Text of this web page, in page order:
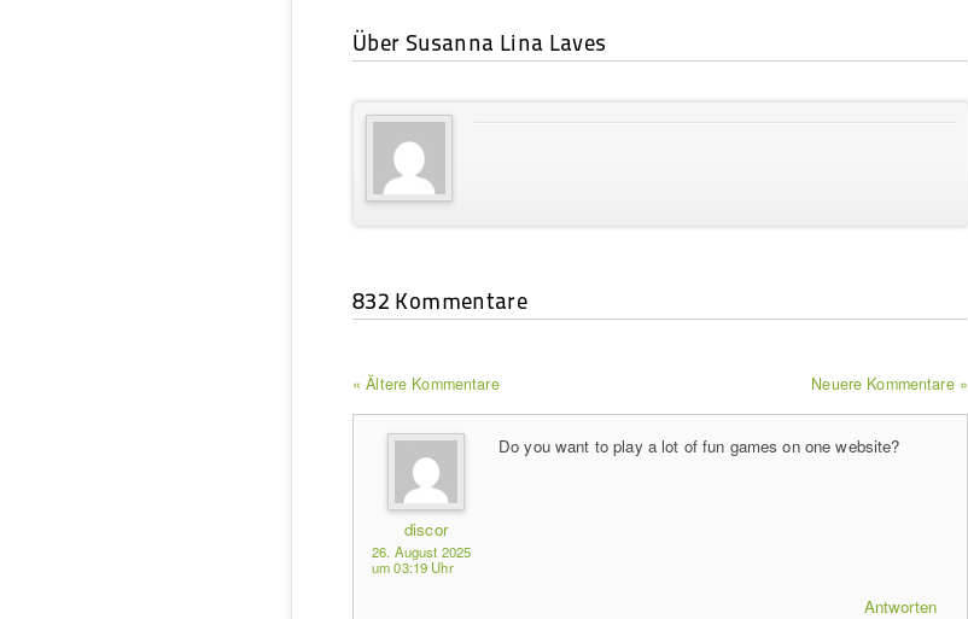
Über Susanna Lina Laves
832 Kommentare
« Ältere Kommentare Neuere Kommentare »
discor
26. August 2025
um 03:19 Uhr
Do you want to play a lot of fun games on one website?
Antworten